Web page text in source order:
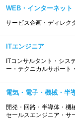
WEB・インターネット
サービス企画・ディレク
ITエンジニア
ITコンサルタント・シス
ー・テクニカルサポート
電気・電子・機械・半
開発・回路・半導体・機
セールスエンジニア・サ